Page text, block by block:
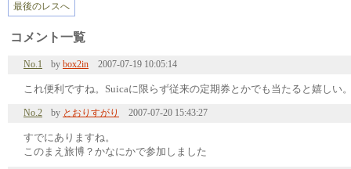
最後のレスへ
コメント一覧
No.1 by box2in 2007-07-19 10:05:14
これ便利ですね。Suicaに限らず従来の定期券とかでも当たると嬉しい
No.2 by とおりすがり 2007-07-20 15:43:27
すでにありますね。
このまえ旅博？かなにかで参加しました